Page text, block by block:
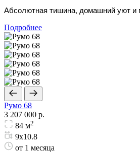
Абсолютная тишина, домашний уют и
Подробнее
Румо 68
3 207 000 р.
84 м2
9х10.8
от 1 месяца